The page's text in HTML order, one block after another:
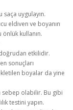
uygulayın.
eldiven ve boyanın
önlük kullanın.
etkilidir.
sonuçları
boyalar da yine
sebep olabilir. Bu gibi
testini yapın.